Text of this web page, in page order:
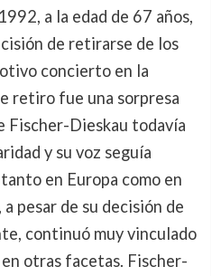
a la edad de 67 años,
de retirarse de los
concierto en la
retiro fue una sorpresa
Fischer-Dieskau todavía
y su voz seguía
en Europa como en
pesar de su decisión de
continuó muy vinculado
otras facetas. Fischer-